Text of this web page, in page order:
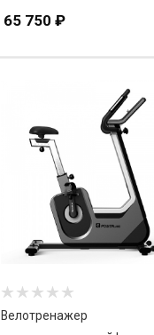
65 750 ₽
Велотренажер